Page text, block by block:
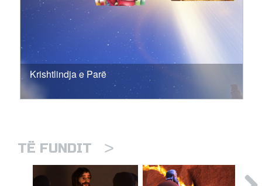
Krishtlindja e Parë
TË FUNDIT >